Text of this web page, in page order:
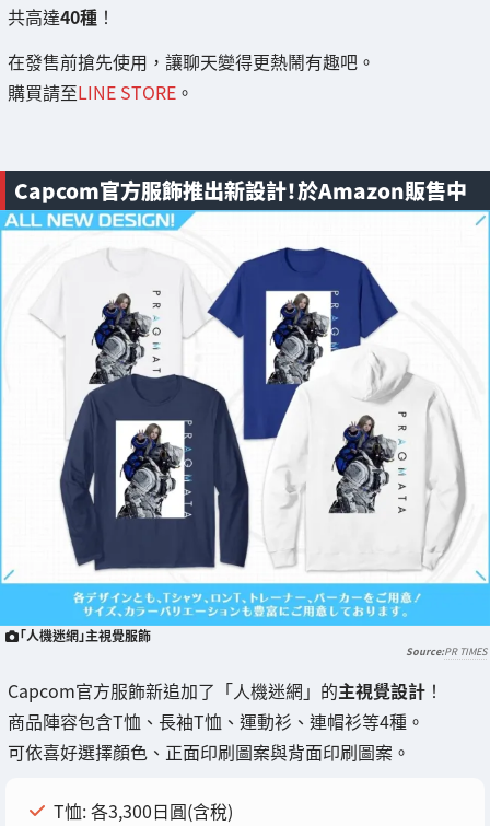
共高達40種 ！
在發售前搶先使用，讓聊天變得更熱鬧有趣吧。
購買請至LINE STORE 。
Capcom官方服飾推出新設計！於Amazon販售中
「人機迷網」主視覺服飾
PR TIMES
Capcom官方服飾新追加了「人機迷網」的主視覺設計 ！
商品陣容包含T恤、長袖T恤、運動衫、連帽衫等4種。
可依喜好選擇顏色、正面印刷圖案與背面印刷圖案。
T恤: 各3,300日圓(含稅)